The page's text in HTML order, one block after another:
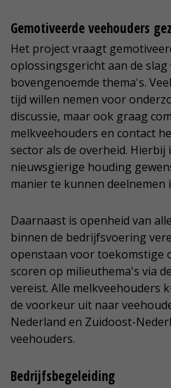
Gemotiveerde veehouders
Het project vraagt
oplossingsgericht aan de slag
bovengenoemde thema's.
tijd willen nemen voor
discussie, maar ook graag
melkveehouders en contact
sector als de overheid. Hierbij
nieuwsgierige houding
manier te kunnen deelnemen
Daarnaast is openheid van
binnen de bedrijfsvoering
openstaan voor toekomstige
scoren op milieuthema's via
vereist. Alle melkveehouders
de voorkeur uit naar
Nederland en Zuidoost-
veehouders.
Bedrijfsbegeleiding